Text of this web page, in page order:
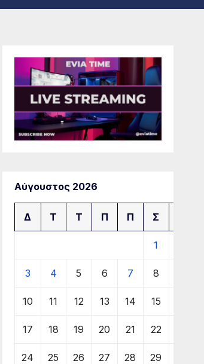
Αύγουστος 2026
Δ Τ Τ Π Π Σ
1
3 4 5 6 7 8
10 11 12 13 14 15
17 18 19 20 21 22
24 25 26 27 28 29